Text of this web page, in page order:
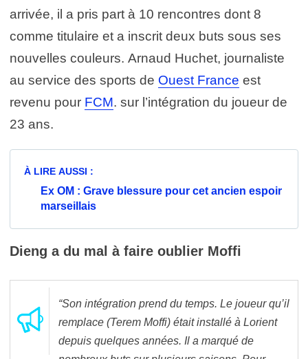
arrivée, il a pris part à 10 rencontres dont 8
comme titulaire et a inscrit deux buts sous ses
nouvelles couleurs. Arnaud Huchet, journaliste
au service des sports de Ouest France est
revenu pour FCM. sur l’intégration du joueur de
23 ans.
À LIRE AUSSI :
Ex OM : Grave blessure pour cet ancien espoir
marseillais
Dieng a du mal à faire oublier Moffi
“Son intégration prend du temps. Le joueur qu’il
remplace (Terem Moffi) était installé à Lorient
depuis quelques années. Il a marqué de